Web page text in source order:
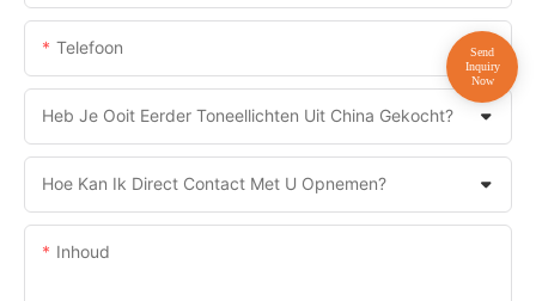
Telefoon
Heb Je Ooit Eerder Toneellichten Uit China Gekocht?
Hoe Kan Ik Direct Contact Met U Opnemen?
Inhoud